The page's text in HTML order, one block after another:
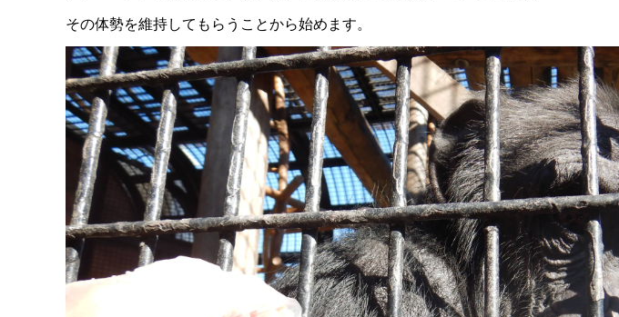
その体勢を維持してもらうことから始めます。